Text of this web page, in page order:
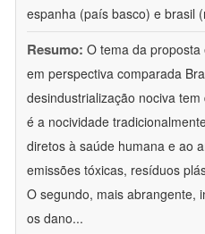
espanha (país basco) e brasil
Resumo: O tema da
em perspectiva comparada
desindustrialização nociva
é a nocividade
diretos à saúde humana e ao
emissões tóxicas, resíduos
O segundo, mais abrangente,
os dano...